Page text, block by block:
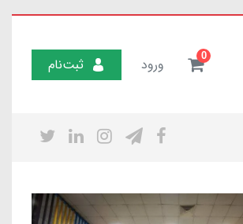
0 ورود ثبت‌نام